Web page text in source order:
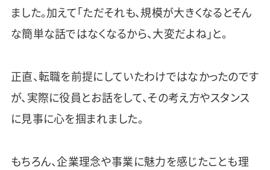
ました。加えて「ただそれも、規模が大きくなるとそん
な簡単な話ではなくなるから、大変だよね」と。
正直、転職を前提にしていたわけではなかったのです
が、実際に役員とお話をして、その考え方やスタンス
に見事に心を掴まれました。
もちろん、企業理念や事業に魅力を感じたことも理